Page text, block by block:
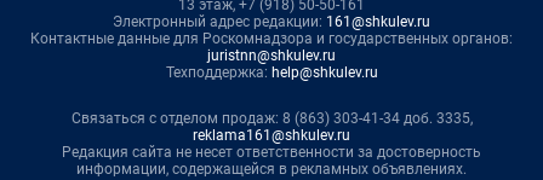
13 этаж, +7 (918) 50-50-161
Электронный адрес редакции: 161@shkulev.ru
Контактные данные для Роскомнадзора и государственных органов:
juristnn@shkulev.ru
Техподдержка: help@shkulev.ru
Связаться с отделом продаж: 8 (863) 303-41-34 доб. 3335,
reklama161@shkulev.ru
Редакция сайта не несет ответственности за достоверность
информации, содержащейся в рекламных объявлениях.